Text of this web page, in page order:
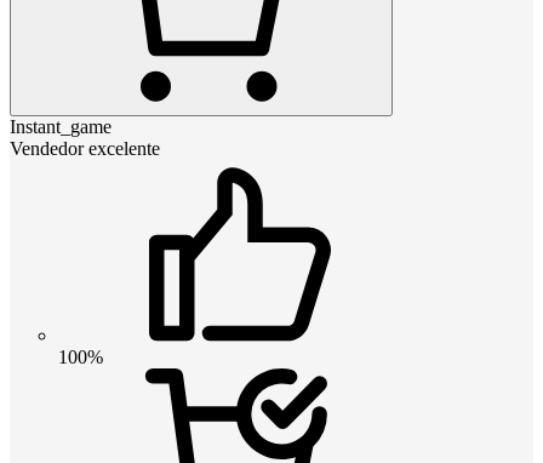
Instant_game
Vendedor excelente
100%